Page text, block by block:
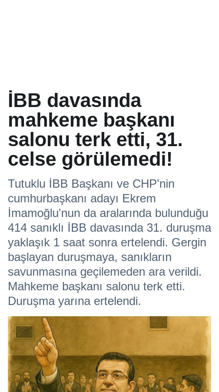
İBB davasında
mahkeme başkanı
salonu terk etti, 31.
celse görülemedi!
Tutuklu İBB Başkanı ve CHP'nin
cumhurbaşkanı adayı Ekrem
İmamoğlu'nun da aralarında bulunduğu
414 sanıklı İBB davasında 31. duruşma
yaklaşık 1 saat sonra ertelendi. Gergin
başlayan duruşmaya, sanıkların
savunmasına geçilemeden ara verildi.
Mahkeme başkanı salonu terk etti.
Duruşma yarına ertelendi.